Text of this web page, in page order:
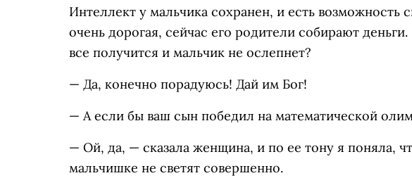
Интеллект у мальчика сохранен, и есть возможность
очень дорогая, сейчас его родители собирают
все получится и мальчик не ослепнет?
— Да, конечно порадуюсь! Дай им Бог!
— А если бы ваш сын победил на математической
— Ой, да, — сказала женщина, и по ее тону я поняла,
мальчишке не светят совершенно.